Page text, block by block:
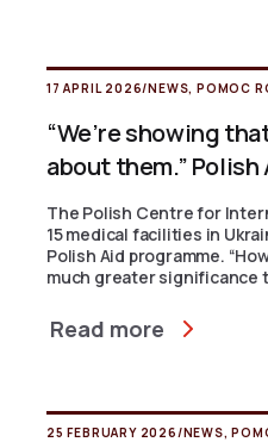
17 APRIL 2026/NEWS,POMOC
“We’re showing
about them.” Polish
The Polish Centre for
15 medical facilities in
Polish Aid programme.
much greater significance
Read more
25 FEBRUARY 2026 /NEWS,